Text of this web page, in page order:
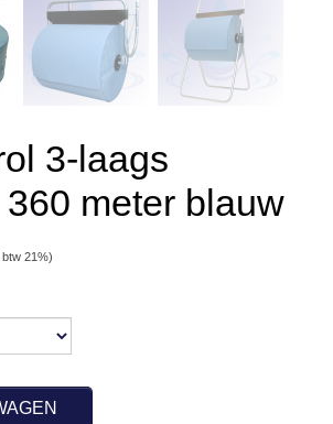
3-laags
meter blauw
21%)